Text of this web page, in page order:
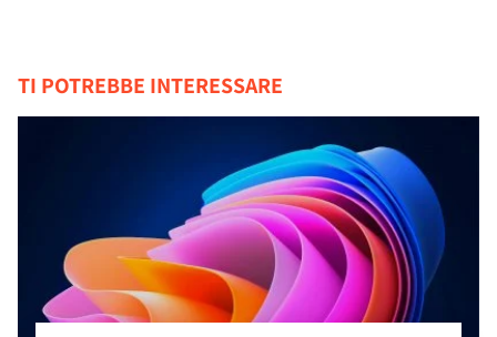
TI POTREBBE INTERESSARE